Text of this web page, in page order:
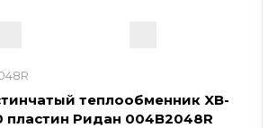
теплообменник XB-
пластин Ридан 004B2048R